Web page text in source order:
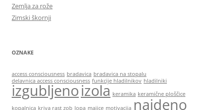
Zemlja za rože
Zimski škornji
OZNAKE
access consciousness bradavica bradavica na stopalu
delavnica access consciousness funkcije hladilnikov hladilniki
izgubljenoizola keramika keramične ploščice
kopalnica kriva rast zob lopa majice motivacija najdeno